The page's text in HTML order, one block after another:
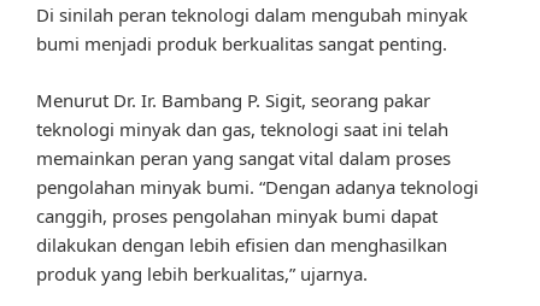
Di sinilah peran teknologi dalam mengubah minyak
bumi menjadi produk berkualitas sangat penting.
Menurut Dr. Ir. Bambang P. Sigit, seorang pakar
teknologi minyak dan gas, teknologi saat ini telah
memainkan peran yang sangat vital dalam proses
pengolahan minyak bumi. “Dengan adanya teknologi
canggih, proses pengolahan minyak bumi dapat
dilakukan dengan lebih efisien dan menghasilkan
produk yang lebih berkualitas,” ujarnya.